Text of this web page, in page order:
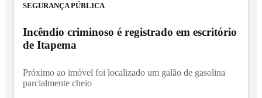
SEGURANÇA PÚBLICA
Incêndio criminoso é registrado em escritório
de Itapema
Próximo ao imóvel foi localizado um galão de gasolina
parcialmente cheio